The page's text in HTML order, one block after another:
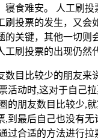
寝食难安。 人工刷投
刷投票的发生，又会
的关键，其他一切则
工刷投票的出现仍然
数目比较少的朋友来
活动时,这对于自己
的朋友数目比较少,
,到最后自己也没有无
过合适的方法进行拉